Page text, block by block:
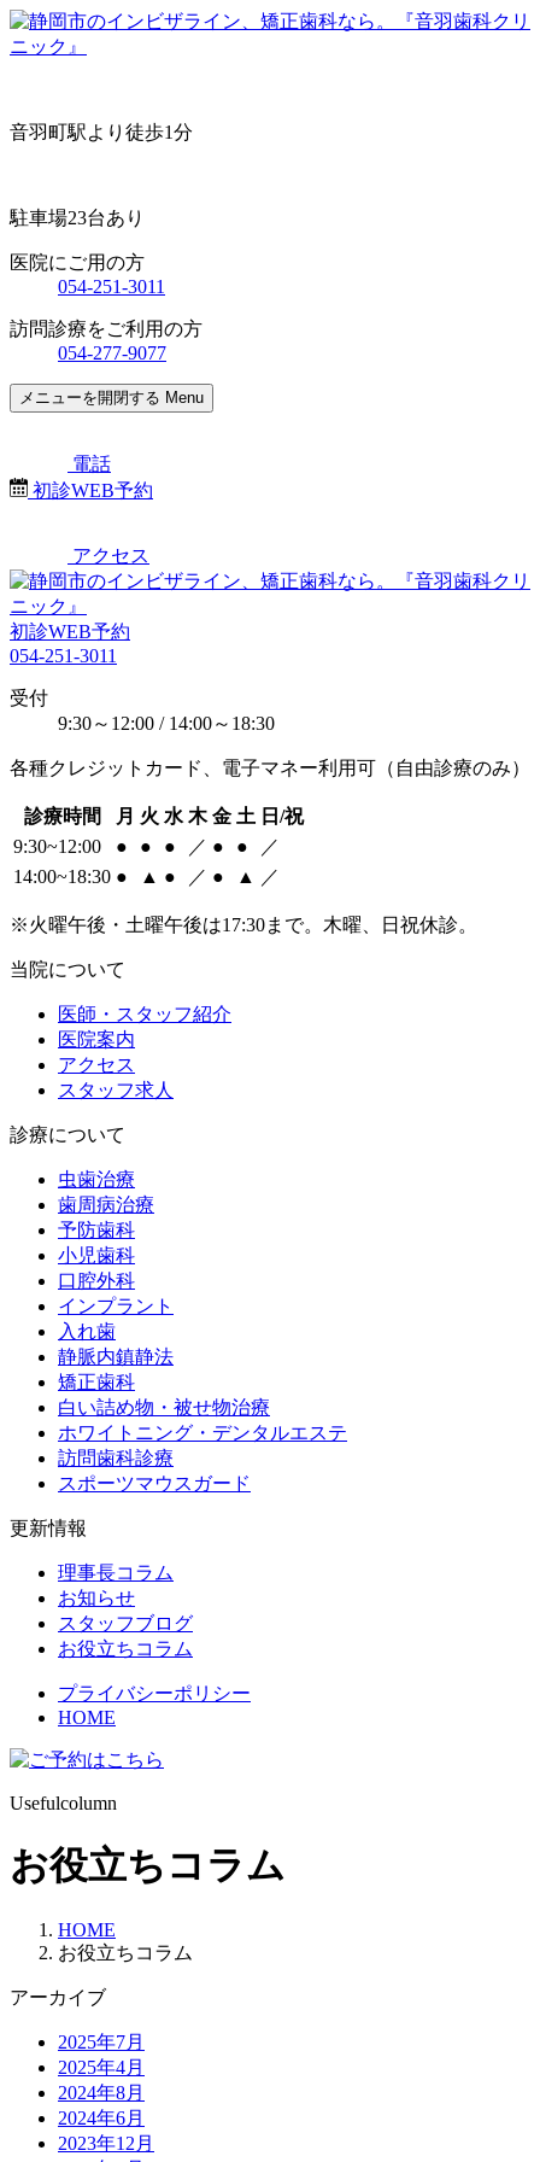
音羽町駅より徒歩1分
駐車場23台あり
医院にご用の方
054-251-3011
訪問診療をご利用の方
054-277-9077
メニューを開閉する Menu
電話
初診WEB予約
アクセス
初診WEB予約
054-251-3011
受付
9:30～12:00 / 14:00～18:30
各種クレジットカード、電子マネー利用可（自由診療のみ）
診療時間 月 火 水 木 金 土 日/祝
9:30~12:00
● ● ● ／ ● ●
／
14:00~18:30 ● ▲ ● ／ ● ▲ ／
※火曜午後・土曜午後は17:30まで。木曜、日祝休診。
当院について
医師・スタッフ紹介
医院案内
アクセス
スタッフ求人
診療について
虫歯治療
歯周病治療
予防歯科
小児歯科
口腔外科
インプラント
入れ歯
静脈内鎮静法
矯正歯科
白い詰め物・被せ物治療
ホワイトニング・デンタルエステ
訪問歯科診療
スポーツマウスガード
更新情報
理事長コラム
お知らせ
スタッフブログ
お役立ちコラム
プライバシーポリシー
HOME
Usefulcolumn
お役立ちコラム
HOME
お役立ちコラム
アーカイブ
2025年7月
2025年4月
2024年8月
2024年6月
2023年12月